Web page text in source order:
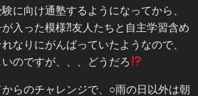
に向け通塾するようになってから、
入った模様⁈友人たちと自主学習含め
なりにがんばっていたようなので、
のですが、、、どうだろ
らのチャレンジで、○雨の日以外は朝